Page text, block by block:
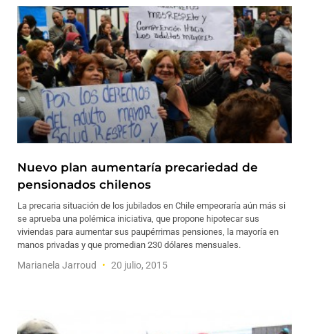
Nuevo plan aumentaría precariedad de
pensionados chilenos
La precaria situación de los jubilados en Chile empeoraría aún más si
se aprueba una polémica iniciativa, que propone hipotecar sus
viviendas para aumentar sus paupérrimas pensiones, la mayoría en
manos privadas y que promedian 230 dólares mensuales.
Marianela Jarroud 20 julio, 2015